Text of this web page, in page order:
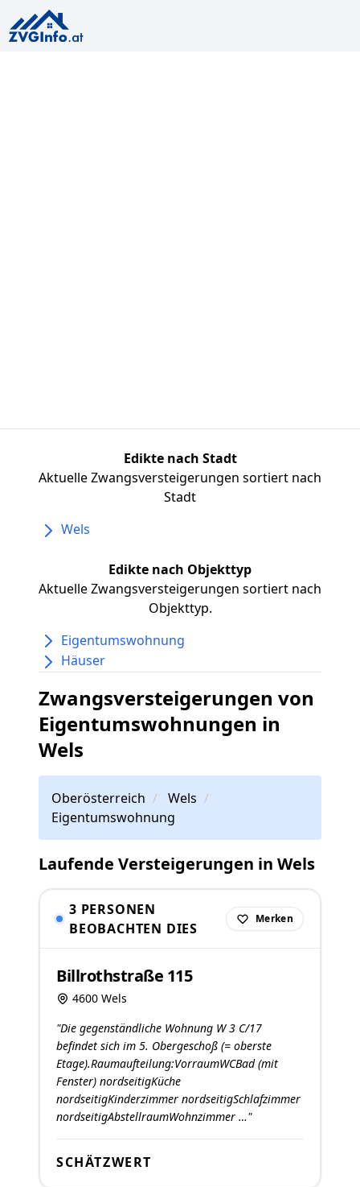
Edikte nach Stadt
Aktuelle Zwangsversteigerungen sortiert nach
Stadt
Wels
Edikte nach Objekttyp
Aktuelle Zwangsversteigerungen sortiert nach
Objekttyp.
Eigentumswohnung
Häuser
Zwangsversteigerungen von
Eigentumswohnungen in
Wels
Oberösterreich
Wels
Eigentumswohnung
Laufende Versteigerungen in Wels
3 PERSONEN
BEOBACHTEN DIES
Merken
Billrothstraße 115
4600 Wels
"Die gegenständliche Wohnung W 3 C/17
befindet sich im 5. Obergeschoß (= oberste
Etage).Raumaufteilung:VorraumWCBad (mit
Fenster) nordseitigKüche
nordseitigKinderzimmer nordseitigSchlafzimmer
nordseitigAbstellraumWohnzimmer …"
SCHÄTZWERT